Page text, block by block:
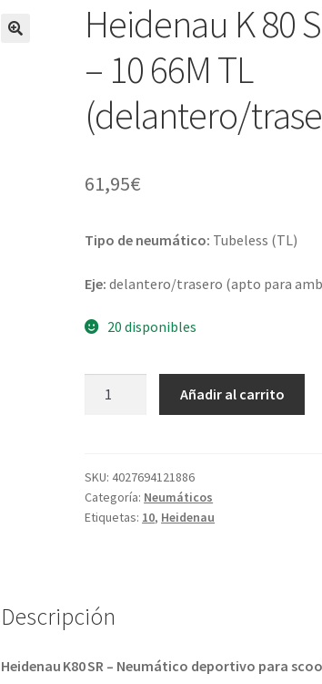
Heidenau K 80
– 10 66M TL
(delantero/
61,95€
Tipo de neumático: Tubeless (TL)
Eje:delantero/trasero (apto para
20 disponibles
120/90
-
10
cantidad
Añadir al carrito
SKU:4027694121886
Categoría: Neumáticos
Etiquetas: 10, Heidenau
Descripción
Heidenau K80 SR – Neumático deportivo para